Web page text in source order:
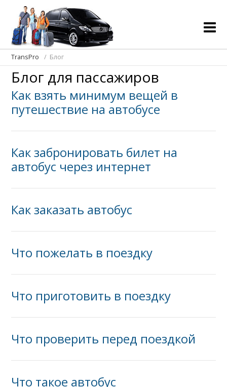
TransPro Блог
Блог для пассажиров
Как взять минимум вещей в
путешествие на автобусе
Как забронировать билет на
автобус через интернет
Как заказать автобус
Что‌ ‌пожелать‌ ‌в‌ ‌поездку‌ ‌
Что приготовить в поездку
Что‌ ‌проверить‌ ‌перед‌ ‌поездкой‌ ‌
Что такое автобус